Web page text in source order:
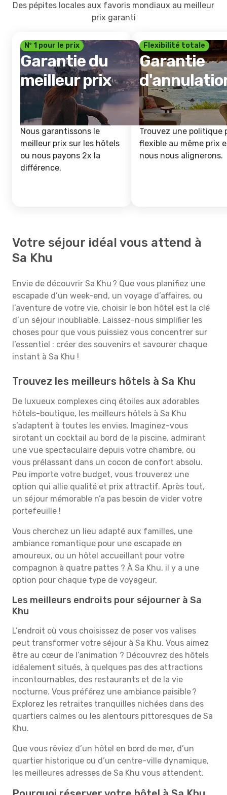
Des pépites locales aux favoris mondiaux au meilleur
prix garanti
Nº 1 pour le prix
Garantie du
meilleur prix
Nous garantissons le
meilleur prix sur les hôtels
ou nous payons 2x la
différence.
Flexibilité totale
Garantie
Trouvez une politique
flexible au même prix
nous nous alignerons.
Votre séjour idéal vous attend à
Sa Khu
Envie de découvrir Sa Khu ? Que vous planifiez une
escapade d’un week-end, un voyage d’affaires, ou
l’aventure de votre vie, choisir le bon hôtel est la clé
d’un séjour inoubliable. Laissez-nous simplifier les
choses pour que vous puissiez vous concentrer sur
l’essentiel : créer des souvenirs et savourer chaque
instant à Sa Khu !
Trouvez les meilleurs hôtels à Sa Khu
De luxueux complexes cinq étoiles aux adorables
hôtels-boutique, les meilleurs hôtels à Sa Khu
s’adaptent à toutes les envies. Imaginez-vous
sirotant un cocktail au bord de la piscine, admirant
une vue spectaculaire depuis votre chambre, ou
vous prélassant dans un cocon de confort absolu.
Peu importe votre budget, vous trouverez une
option qui allie qualité et prix attractif. Après tout,
un séjour mémorable n’a pas besoin de vider votre
portefeuille !
Vous cherchez un lieu adapté aux familles, une
ambiance romantique pour une escapade en
amoureux, ou un hôtel accueillant pour votre
compagnon à quatre pattes ? À Sa Khu, il y a une
option pour chaque type de voyageur.
Les meilleurs endroits pour séjourner à Sa
Khu
L’endroit où vous choisissez de poser vos valises
peut transformer votre séjour à Sa Khu. Vous aimez
être au cœur de l’animation ? Découvrez des hôtels
idéalement situés, à quelques pas des attractions
incontournables, des restaurants et de la vie
nocturne. Vous préférez une ambiance paisible ?
Explorez les retraites tranquilles nichées dans des
quartiers calmes ou les alentours pittoresques de Sa
Khu.
Que vous rêviez d’un hôtel en bord de mer, d’un
quartier historique ou d’un centre-ville dynamique,
les meilleures adresses de Sa Khu vous attendent.